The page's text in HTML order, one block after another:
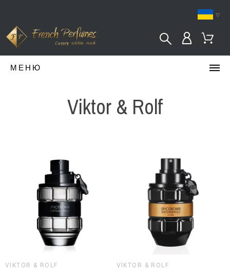
МЕНЮ
Viktor & Rolf
VIKTOR & ROLF VIKTOR & ROLF
▿